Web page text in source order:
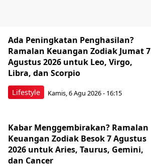
Lifestyle
Ada Peningkatan Penghasilan?
Ramalan Keuangan Zodiak Jumat 7
Agustus 2026 untuk Leo, Virgo,
Libra, dan Scorpio
Kamis, 6 Agu 2026 - 16:15
Kabar Menggembirakan? Ramalan
Keuangan Zodiak Besok 7 Agustus
2026 untuk Aries, Taurus, Gemini,
dan Cancer